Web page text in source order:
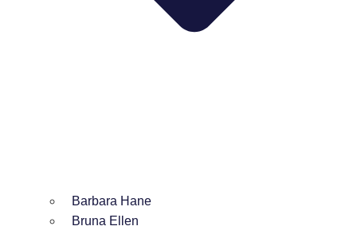
Barbara Hane
Bruna Ellen